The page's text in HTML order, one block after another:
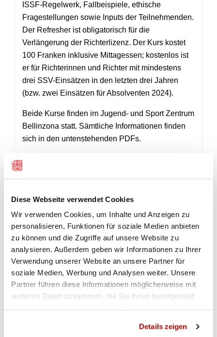
Diese Webseite verwendet Cookies
Wir verwenden Cookies, um Inhalte und Anzeigen zu
personalisieren, Funktionen für soziale Medien anbieten
zu können und die Zugriffe auf unsere Website zu
analysieren. Außerdem geben wir Informationen zu Ihrer
Verwendung unserer Website an unsere Partner für
soziale Medien, Werbung und Analysen weiter. Unsere
Partner führen diese Informationen möglicherweise mit
weiteren Daten zusammen, die Sie ihnen bereitgestellt
Details zeigen
ISSF-Regelwerk, Fallbeispiele, ethische
Fragestellungen sowie Inputs der Teilnehmenden.
Der Refresher ist obligatorisch für die
Verlängerung der Richterlizenz. Der Kurs kostet
100 Franken inklusive Mittagessen; kostenlos ist
er für Richterinnen und Richter mit mindestens
drei SSV-Einsätzen in den letzten drei Jahren
(bzw. zwei Einsätzen für Absolventen 2024).
Beide Kurse finden im Jugend- und Sport Zentrum
Bellinzona statt. Sämtliche Informationen finden
sich in den untenstehenden PDFs.
AUSSCHREIBUNGEN
Ausschreibung Richterkurs
Ausschreibung Refresher